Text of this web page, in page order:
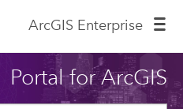
ArcGIS Enterprise
Portal for ArcGIS